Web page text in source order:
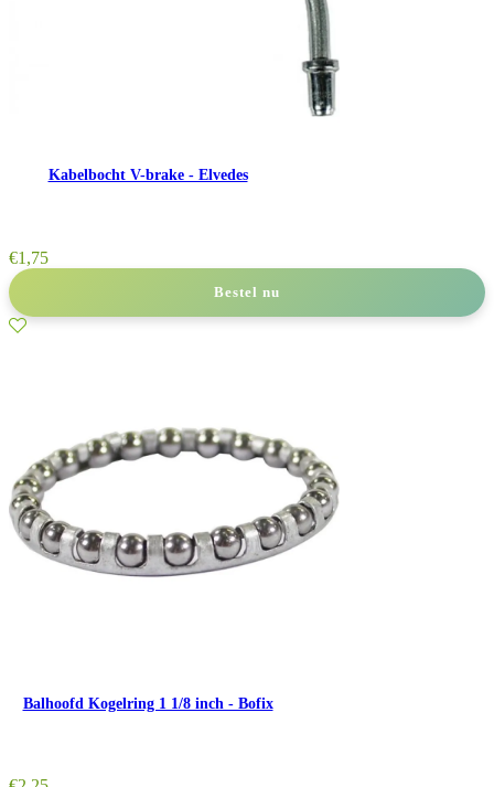
Kabelbocht V-brake - Elvedes
€1,75
Bestel nu
Balhoofd Kogelring 1 1/8 inch - Bofix